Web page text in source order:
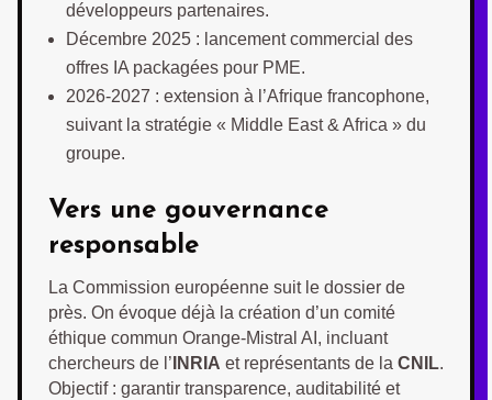
développeurs partenaires.
Décembre 2025 : lancement commercial des
offres IA packagées pour PME.
2026-2027 : extension à l’Afrique francophone,
suivant la stratégie « Middle East & Africa » du
groupe.
Vers une gouvernance
responsable
La Commission européenne suit le dossier de
près. On évoque déjà la création d’un comité
éthique commun Orange-Mistral AI, incluant
chercheurs de l’ INRIA et représentants de la CNIL.
Objectif : garantir transparence, auditabilité et